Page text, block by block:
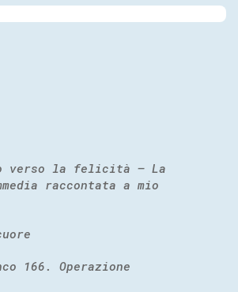
verso la felicità – La
raccontata a mio
166. Operazione